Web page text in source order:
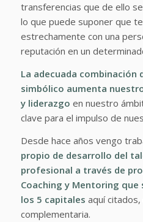
transferencias que de ello
lo que puede suponer que
estrechamente con una
reputación en un
La adecuada combinación
simbólico aumenta
y liderazgo en nuestro
clave para el impulso de
Desde hace años vengo
propio de desarrollo del
profesional a través de
Coaching y Mentoring
los 5 capitales aquí
complementaria.